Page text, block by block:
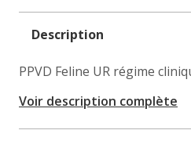
Description
PPVD Feline UR régime
Voir description complète